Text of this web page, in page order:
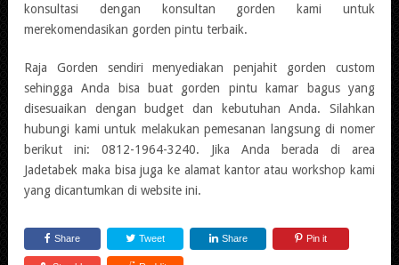
konsultasi dengan konsultan gorden kami untuk
merekomendasikan gorden pintu terbaik.
Raja Gorden sendiri menyediakan penjahit gorden custom
sehingga Anda bisa buat gorden pintu kamar bagus yang
disesuaikan dengan budget dan kebutuhan Anda. Silahkan
hubungi kami untuk melakukan pemesanan langsung di nomer
berikut ini: 0812-1964-3240. Jika Anda berada di area
Jadetabek maka bisa juga ke alamat kantor atau workshop kami
yang dicantumkan di website ini.
Share Tweet Share Pin it